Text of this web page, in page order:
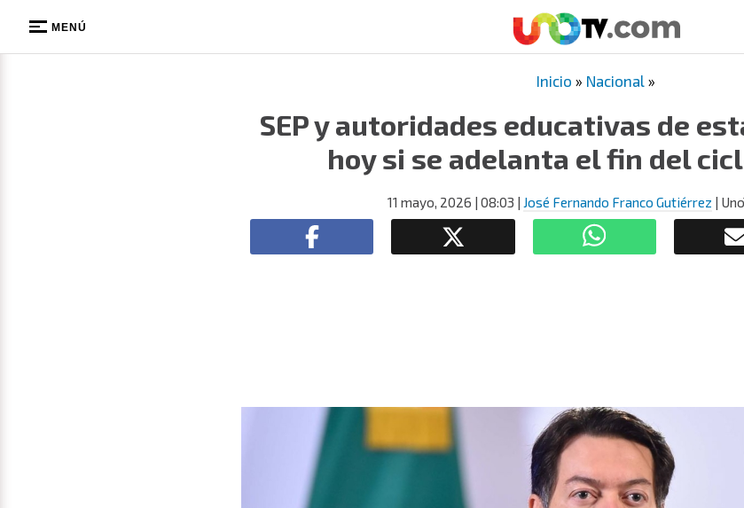
MENÚ
Inicio » Nacional »
SEP y autoridades educativas de
hoy si se adelanta el fin del
11 mayo, 2026 | 08:03 | José Fernando Franco Gutiérrez |